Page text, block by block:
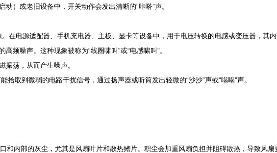
动）或老旧设备中，开关动作会发出清晰的“咔嗒”声。
。在电源适配器、手机充电器、主板、显卡等设备中，用于电压转换的电感或变压器，其
频噪声。这种现象被称为“线圈啸叫”或“电感啸叫”。
振荡，从而产生噪声。
拾取到微弱的电路干扰信号，通过扬声器或听筒发出轻微的“沙沙”声或“嗡嗡”声。
和内部的灰尘，尤其是风扇叶片和散热鳍片。积尘会加重风扇负担并阻碍散热，导致风扇